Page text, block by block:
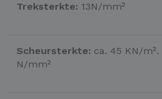
Treksterkte: 13N/mm²
Scheursterkte: ca. 45 KN/m².
N/mm²